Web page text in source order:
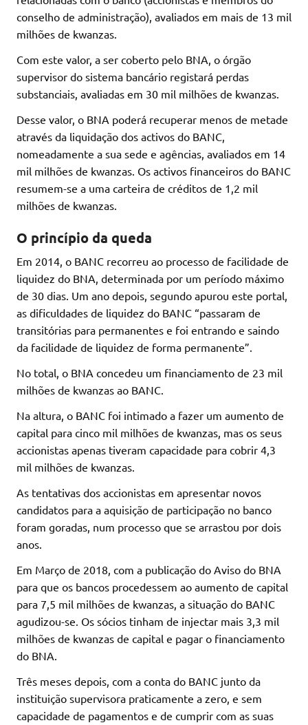
conselho de administração), avaliados em mais de 13 mil
milhões de kwanzas.
Com este valor, a ser coberto pelo BNA, o órgão
supervisor do sistema bancário registará perdas
substanciais, avaliadas em 30 mil milhões de kwanzas.
Desse valor, o BNA poderá recuperar menos de metade
através da liquidação dos activos do BANC,
nomeadamente a sua sede e agências, avaliados em 14
mil milhões de kwanzas. Os activos financeiros do BANC
resumem-se a uma carteira de créditos de 1,2 mil
milhões de kwanzas.
O princípio da queda
Em 2014, o BANC recorreu ao processo de facilidade de
liquidez do BNA, determinada por um período máximo
de 30 dias. Um ano depois, segundo apurou este portal,
as dificuldades de liquidez do BANC “passaram de
transitórias para permanentes e foi entrando e saindo
da facilidade de liquidez de forma permanente”.
No total, o BNA concedeu um financiamento de 23 mil
milhões de kwanzas ao BANC.
Na altura, o BANC foi intimado a fazer um aumento de
capital para cinco mil milhões de kwanzas, mas os seus
accionistas apenas tiveram capacidade para cobrir 4,3
mil milhões de kwanzas.
As tentativas dos accionistas em apresentar novos
candidatos para a aquisição de participação no banco
foram goradas, num processo que se arrastou por dois
anos.
Em Março de 2018, com a publicação do Aviso do BNA
para que os bancos procedessem ao aumento de capital
para 7,5 mil milhões de kwanzas, a situação do BANC
agudizou-se. Os sócios tinham de injectar mais 3,3 mil
milhões de kwanzas de capital e pagar o financiamento
do BNA.
Três meses depois, com a conta do BANC junto da
instituição supervisora praticamente a zero, e sem
capacidade de pagamentos e de cumprir com as suas